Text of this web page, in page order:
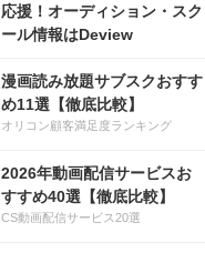
応援！オーディション・スク
ール情報はDeview
漫画読み放題サブスクおすす
め11選【徹底比較】
オリコン顧客満足度ランキング
2026年動画配信サービスお
すすめ40選【徹底比較】
CS動画配信サービス20選